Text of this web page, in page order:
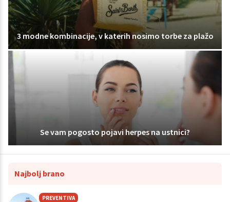
3 modne kombinacije, v katerih nosimo torbe za plažo
Se vam pogosto pojavi herpes na ustnici?
Najbolj brano
PREVENTIVA